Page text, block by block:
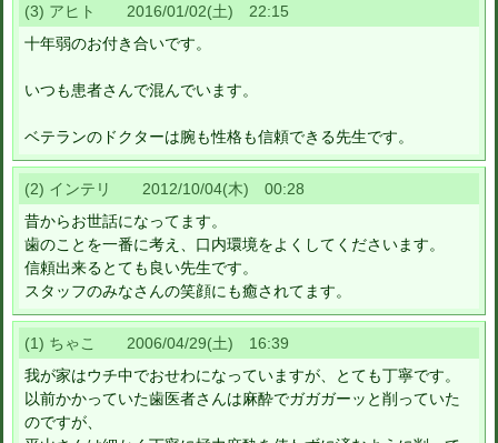
(3) アヒト 2016/01/02(土) 22:15
十年弱のお付き合いです。
いつも患者さんで混んでいます。
ベテランのドクターは腕も性格も信頼できる先生です。
(2) インテリ 2012/10/04(木) 00:28
昔からお世話になってます。
歯のことを一番に考え、口内環境をよくしてくださいます。
信頼出来るとても良い先生です。
スタッフのみなさんの笑顔にも癒されてます。
(1) ちゃこ 2006/04/29(土) 16:39
我が家はウチ中でおせわになっていますが、とても丁寧です。
以前かかっていた歯医者さんは麻酔でガガガーッと削っていた
のですが、